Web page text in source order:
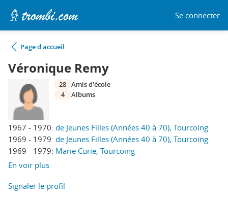
Se connecter
Page d'accueil
Véronique Remy
1967 - 1970: de Jeunes Filles (Années 40 à 70), Tourcoing
1969 - 1979: de Jeunes Filles (Années 40 à 70), Tourcoing
1969 - 1979: Marie Curie, Tourcoing
En voir plus
28 Amis d'école
4
Albums
Signaler le profil